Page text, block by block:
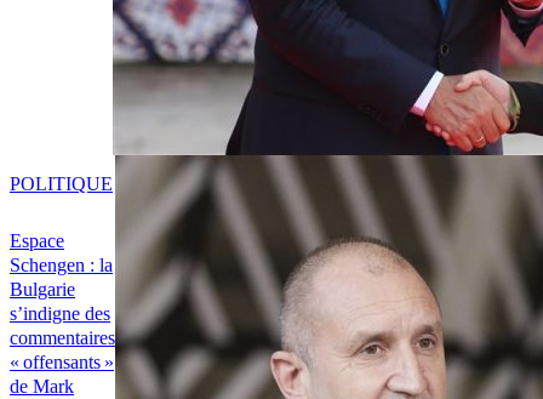
Espace
Schengen : la
Bulgarie
s’indigne des
commentaires
« offensants »
de Mark
POLITIQUE